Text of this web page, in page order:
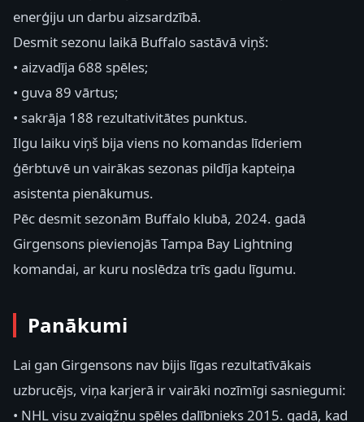
enerģiju un darbu aizsardzībā.
Desmit sezonu laikā Buffalo sastāvā viņš:
• aizvadīja 688 spēles;
• guva 89 vārtus;
• sakrāja 188 rezultativitātes punktus.
Ilgu laiku viņš bija viens no komandas līderiem
ģērbtuvē un vairākas sezonas pildīja kapteiņa
asistenta pienākumus.
Pēc desmit sezonām Buffalo klubā, 2024. gadā
Girgensons pievienojās Tampa Bay Lightning
komandai, ar kuru noslēdza trīs gadu līgumu.
Panākumi
Lai gan Girgensons nav bijis līgas rezultatīvākais
uzbrucējs, viņa karjerā ir vairāki nozīmīgi sasniegumi:
• NHL visu zvaigžņu spēles dalībnieks 2015. gadā, kad